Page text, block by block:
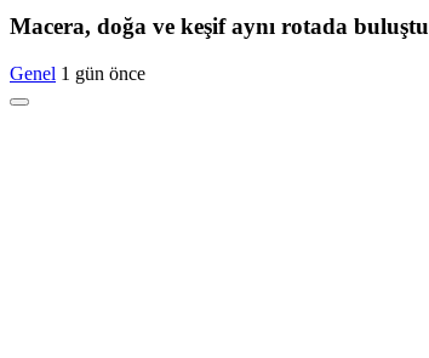
Macera, doğa ve keşif aynı rotada buluştu
Genel 1 gün önce